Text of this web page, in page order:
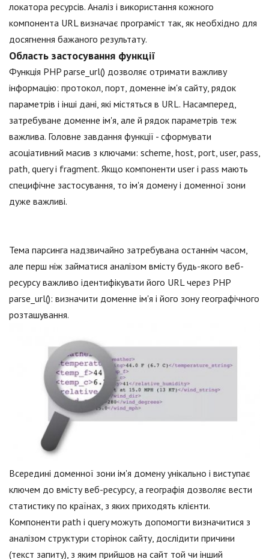
локатора ресурсів. Аналіз і використання кожного
компонента URL визначає програміст так, як необхідно для
досягнення бажаного результату.
Область застосування функції
Функція PHP parse_url() дозволяє отримати важливу
інформацію: протокол, порт, доменне ім'я сайту, рядок
параметрів і інші дані, які містяться в URL. Насамперед,
затребуване доменне ім'я, але й рядок параметрів теж
важлива. Головне завдання функції - сформувати
асоціативний масив з ключами: scheme, host, port, user, pass,
path, query і fragment. Якщо компоненти user і pass мають
специфічне застосування, то ім'я домену і доменної зони
дуже важливі.
Тема парсинга надзвичайно затребувана останнім часом,
але перш ніж займатися аналізом вмісту будь-якого веб-
ресурсу важливо ідентифікувати його URL через PHP
parse_url(): визначити доменне ім'я і його зону географічного
розташування.
Всередині доменної зони ім'я домену унікально і виступає
ключем до вмісту веб-ресурсу, а географія дозволяє вести
статистику по країнах, з яких приходять клієнти.
Компоненти path і query можуть допомогти визначитися з
аналізом структури сторінок сайту, дослідити причини
(текст запиту), з яким прийшов на сайт той чи інший